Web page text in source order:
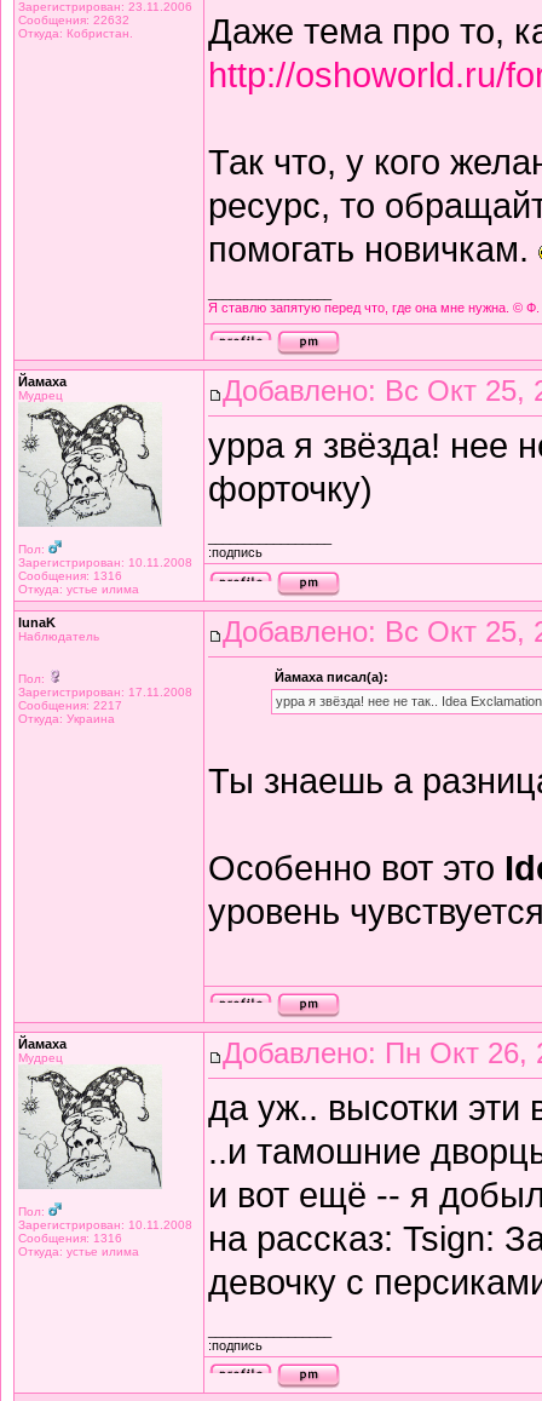
Зарегистрирован: 23.11.2006
Сообщения: 22632
Откуда: Кобристан.
Даже тема про то,
http://oshoworld.ru/
Так что, у кого
ресурс, то
помогать новичкам.
Я ставлю запятую перед что, где она мне нужна. ©
Йамаха
Мудрец
Пол:
Зарегистрирован: 10.11.2008
Сообщения: 1316
Откуда: устье илима
Добавлено: Вс Окт 25,
урра я звёзда! нее
форточку)
:подпись
lunaK
Наблюдатель
Пол:
Зарегистрирован: 17.11.2008
Сообщения: 2217
Откуда: Украина
Добавлено: Вс Окт 25,
Йамаха писал(а):
урра я звёзда! нее не так.. Idea
Ты знаешь а
Особенно вот это
уровень
Йамаха
Мудрец
Пол:
Зарегистрирован: 10.11.2008
Сообщения: 1316
Откуда: устье илима
Добавлено: Пн Окт 26,
да уж.. высотки эти
..и тамошние
и вот ещё -- я
на рассказ: Tsign:
девочку с
:подпись